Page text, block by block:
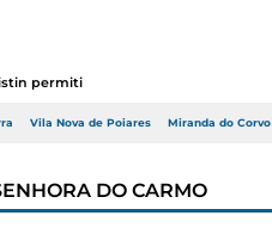
permitir a adj...
Vila Nova de Poiares Miranda do Corvo
DO CARMO